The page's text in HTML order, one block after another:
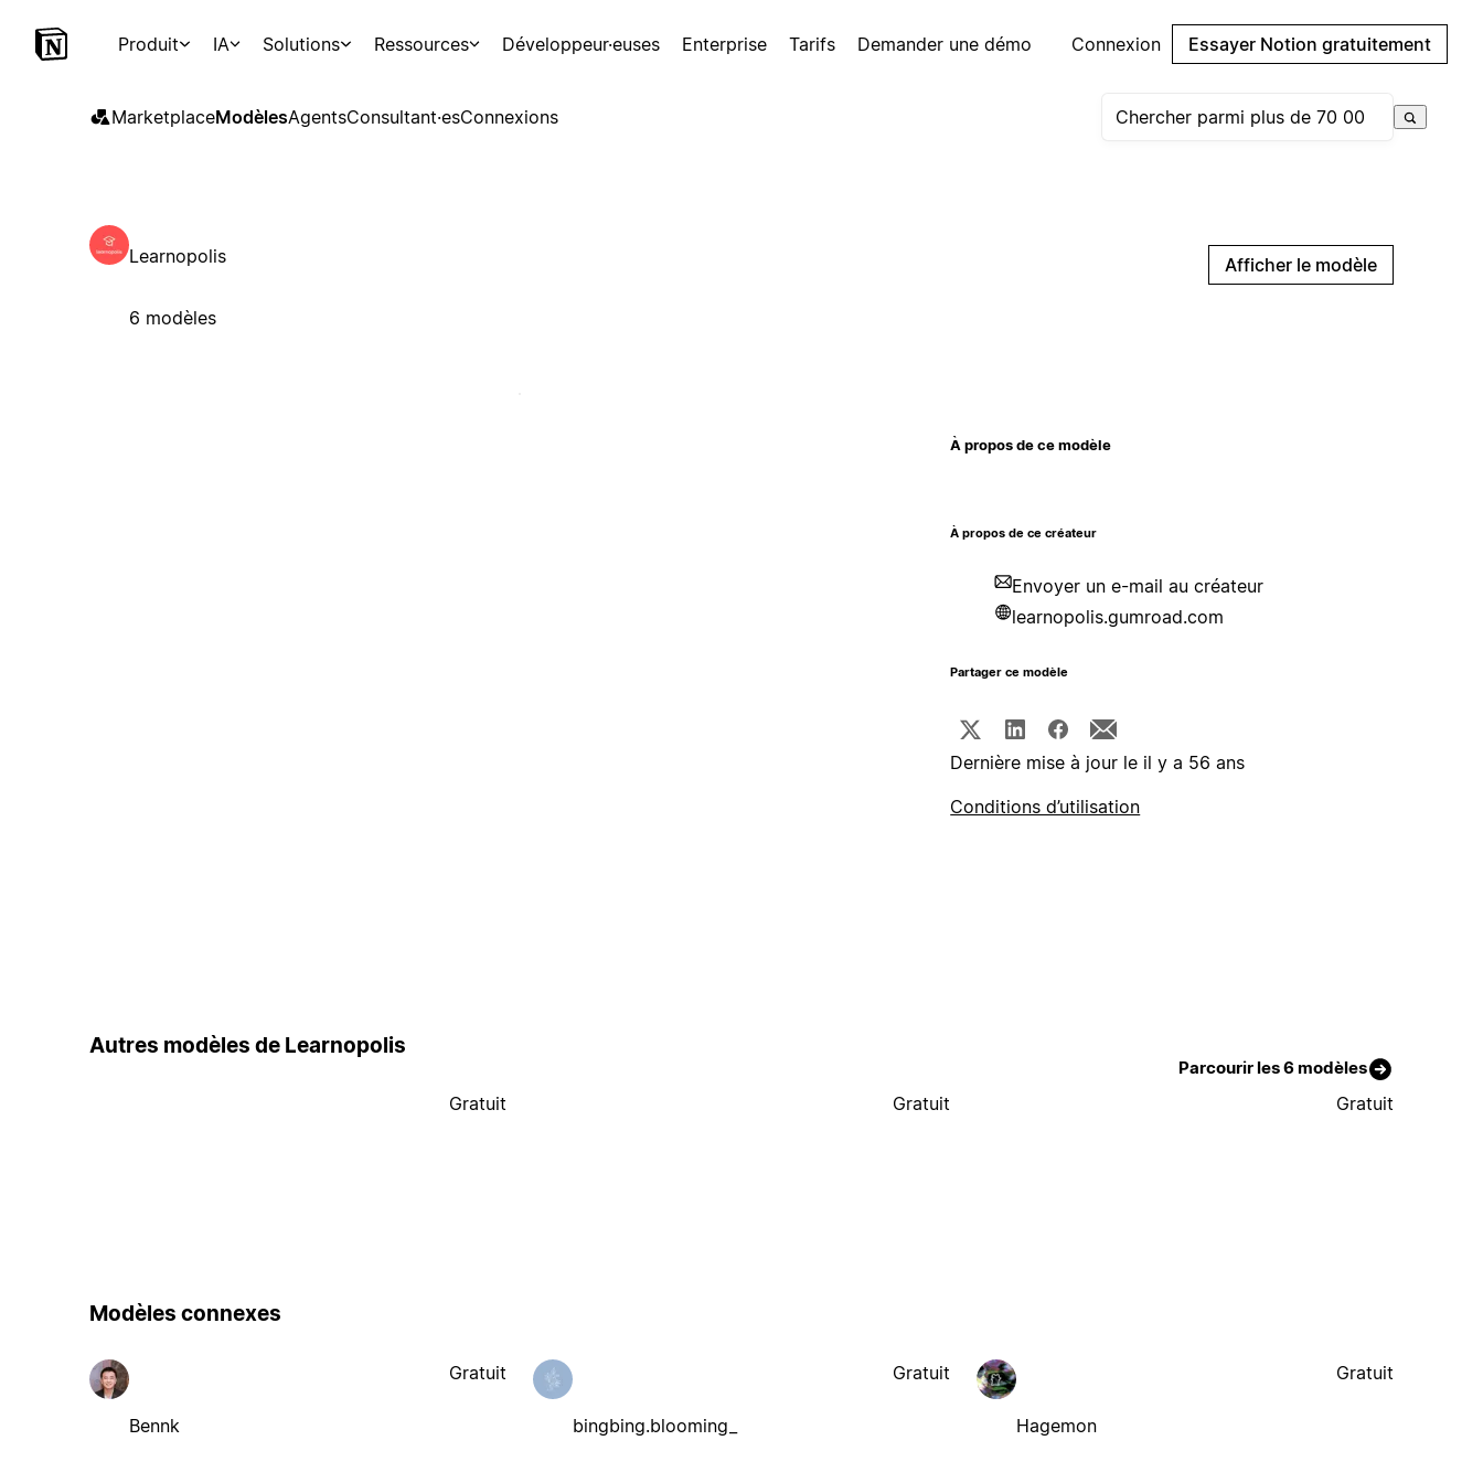
Produit IA Solutions Ressources Développeur·euses Enterprise Tarifs Demander une démo Connexion Essayer Notion gratuitement
MarketplaceModèlesAgentsConsultant·esConnexions
Learnopolis
6 modèles
Afficher le modèle
À propos de ce modèle
À propos de ce créateur
Envoyer un e-mail au créateur
learnopolis.gumroad.com
Partager ce modèle
Dernière mise à jour le il y a 56 ans
Conditions d’utilisation
Autres modèles de Learnopolis
Parcourir les 6 modèles
Gratuit Gratuit Gratuit
Modèles connexes
Bennk
Gratuit
bingbing.blooming_
Gratuit
Hagemon
Gratuit